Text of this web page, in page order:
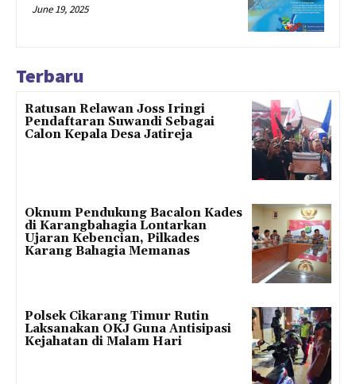
June 19, 2025
Terbaru
Ratusan Relawan Joss Iringi
Pendaftaran Suwandi Sebagai
Calon Kepala Desa Jatireja
Oknum Pendukung Bacalon Kades
di Karangbahagia Lontarkan
Ujaran Kebencian, Pilkades
Karang Bahagia Memanas
Polsek Cikarang Timur Rutin
Laksanakan OKJ Guna Antisipasi
Kejahatan di Malam Hari